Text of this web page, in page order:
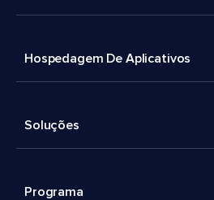
Hospedagem De Aplicativos
Soluções
Programa